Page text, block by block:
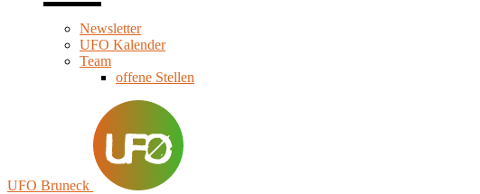
Newsletter
UFO Kalender
Team
offene Stellen
UFO Bruneck